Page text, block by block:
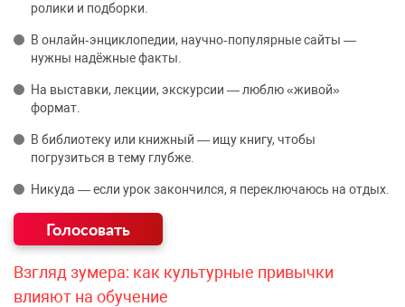
ролики и подборки.
В онлайн‑энциклопедии, научно‑популярные сайты —
нужны надёжные факты.
На выставки, лекции, экскурсии — люблю «живой»
формат.
В библиотеку или книжный — ищу книгу, чтобы
погрузиться в тему глубже.
Никуда — если урок закончился, я переключаюсь на отдых.
Взгляд зумера: как культурные привычки
влияют на обучение